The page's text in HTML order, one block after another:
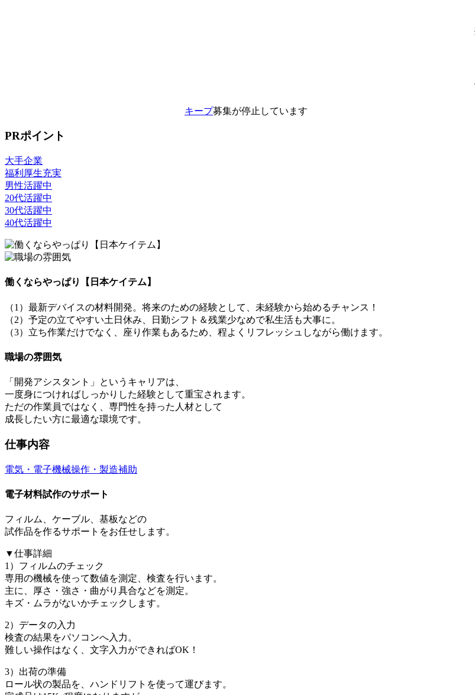
キープ募集が停止しています
PRポイント
大手企業
福利厚生充実
男性活躍中
20代活躍中
30代活躍中
40代活躍中
働くならやっぱり【日本ケイテム】
（1）最新デバイスの材料開発。将来のための経験として、未経験から始めるチャンス！
（2）予定の立てやすい土日休み、日勤シフト＆残業少なめで私生活も大事に。
（3）立ち作業だけでなく、座り作業もあるため、程よくリフレッシュしながら働けます。
職場の雰囲気
「開発アシスタント」というキャリアは、
一度身につければしっかりした経験として重宝されます。
ただの作業員ではなく、専門性を持った人材として
成長したい方に最適な環境です。
仕事内容
電気・電子機械操作・製造補助
電子材料試作のサポート
フィルム、ケーブル、基板などの
試作品を作るサポートをお任せします。
▼仕事詳細
1）フィルムのチェック
専用の機械を使って数値を測定、検査を行います。
主に、厚さ・強さ・曲がり具合などを測定。
キズ・ムラがないかチェックします。
2）データの入力
検査の結果をパソコンへ入力。
難しい操作はなく、文字入力ができればOK！
3）出荷の準備
ロール状の製品を、ハンドリフトを使って運びます。